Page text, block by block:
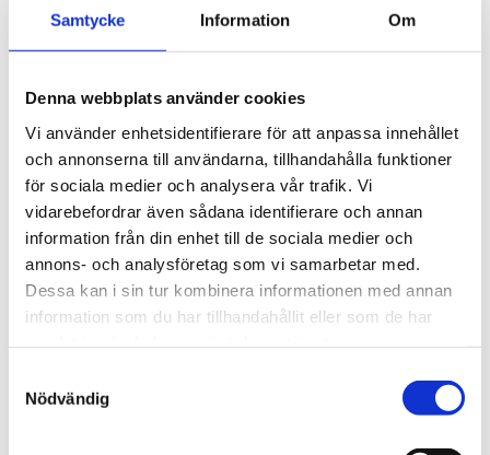
Samtycke Information Om
Denna webbplats använder cookies
Vi använder enhetsidentifierare för att anpassa innehållet
och annonserna till användarna, tillhandahålla funktioner
för sociala medier och analysera vår trafik. Vi
vidarebefordrar även sådana identifierare och annan
information från din enhet till de sociala medier och
annons- och analysföretag som vi samarbetar med.
Dessa kan i sin tur kombinera informationen med annan
information som du har tillhandahållit eller som de har
Nödvändig
Diameter
9 cm
Höjd
10 cm
Material
Sojavax, Bivax och Parfymolja
Brinntid
60-70 timmar
BESKRIVNING